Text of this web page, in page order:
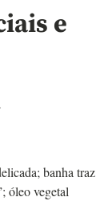
e
banha traz
óleo vegetal